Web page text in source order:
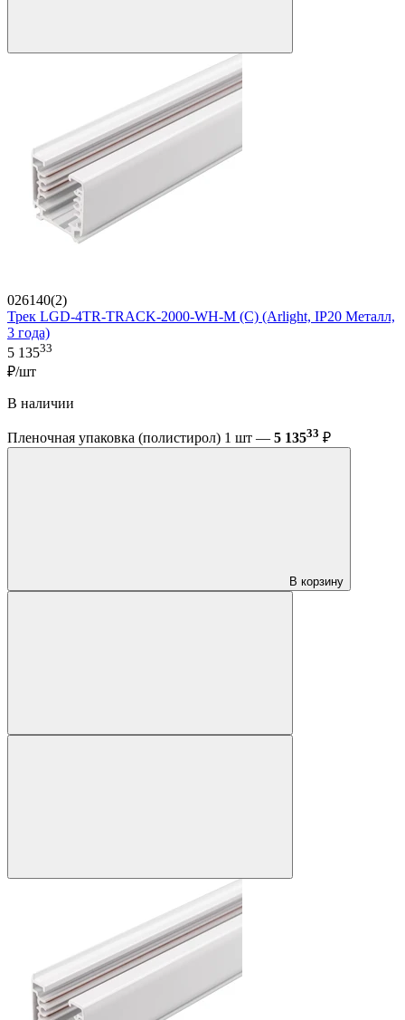
026140(2)
Трек LGD-4TR-TRACK-2000-WH-M (C) (Arlight, IP20 Металл,
3 года)
5 13533
₽/шт
В наличии
Пленочная упаковка (полистирол) 1 шт — 5 13533 ₽
В корзину